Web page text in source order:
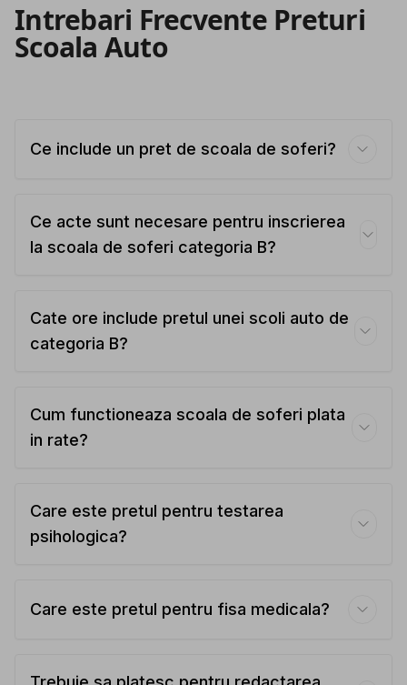
Intrebari Frecvente Preturi
Scoala Auto
Ce include un pret de scoala de soferi?
Ce acte sunt necesare pentru inscrierea
la scoala de soferi categoria B?
Cate ore include pretul unei scoli auto de
categoria B?
Cum functioneaza scoala de soferi plata
in rate?
Care este pretul pentru testarea
psihologica?
Care este pretul pentru fisa medicala?